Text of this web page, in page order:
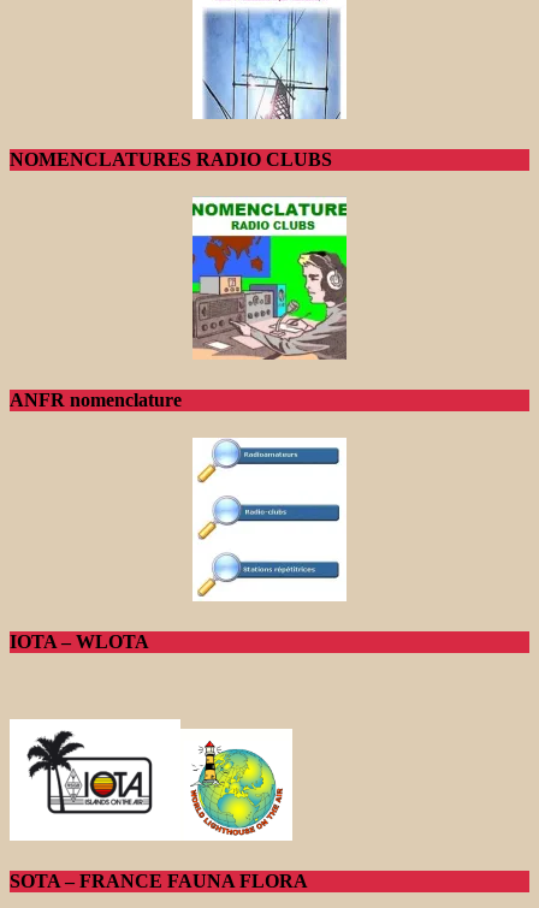
NOMENCLATURES RADIO CLUBS
ANFR nomenclature
IOTA – WLOTA
SOTA – FRANCE FAUNA FLORA